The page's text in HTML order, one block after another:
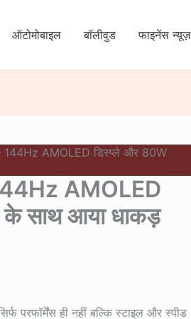
ऑटोमोबाइल बॉलीवुड फाइनेंस न्यूज़
AMOLED डिस्प्ले और 80W
AMOLED
के साथ आया धाकड़
परफॉर्मेंस ही नहीं बल्कि स्टाइल और स्पीड